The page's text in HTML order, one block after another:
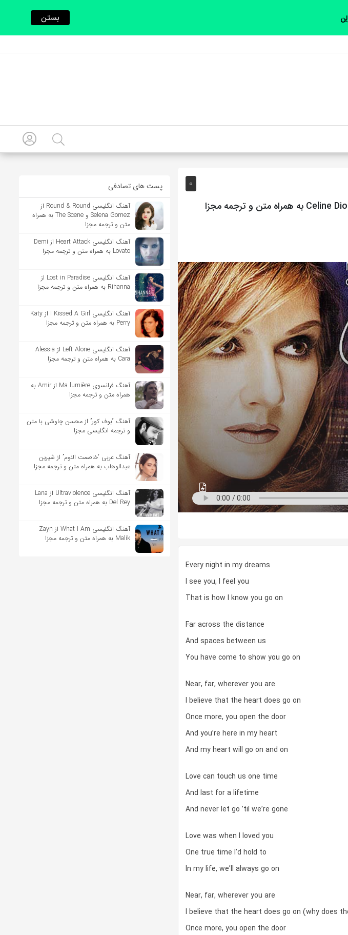
0
Every night in my dreams
I see you, I feel you
That is how I know you go on
Far across the distance
And spaces between us
You have come to show you go on
Near, far, wherever you are
I believe that the heart does go on
Once more, you open the door
And you’re here in my heart
And my heart will go on and on
Love can touch us one time
And last for a lifetime
And never let go ’til we’re gone
Love was when I loved you
One true time I’d hold to
In my life, we’ll always go on
Near, far, wherever you are
I believe that the heart does go on (why does
Once more, you open the door
پست های تصادفی
آهنگ انگلیسی Round & Round از
Selena Gomez و The Scene به همراه
متن و ترجمه مجزا
آهنگ انگلیسی Heart Attack از Demi
Lovato به همراه متن و ترجمه مجزا
آهنگ انگلیسی Lost in Paradise از
Rihanna به همراه متن و ترجمه مجزا
آهنگ انگلیسی I Kissed A Girl از Katy
Perry به همراه متن و ترجمه مجزا
آهنگ انگلیسی Left Alone از Alessia
Cara به همراه متن و ترجمه مجزا
آهنگ فرانسوی Ma lumière از Amir به
همراه متن و ترجمه مجزا
آهنگ “بوف کور” از محسن چاوشی با متن
و ترجمه انگلیسی مجزا
آهنگ عربی “خاصمت النوم” از شیرین
عبدالوهاب به همراه متن و ترجمه مجزا
آهنگ انگلیسی Ultraviolence از Lana
Del Rey به همراه متن و ترجمه مجزا
آهنگ انگلیسی What I Am از Zayn
Malik به همراه متن و ترجمه مجزا
بستن